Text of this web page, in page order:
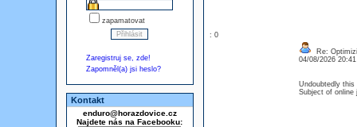
zapamatovat
Zaregistruj se, zde!
Zapomněl(a) jsi heslo?
Kontakt
enduro@horazdovice.cz
Najdete nás na Facebooku:
: 0
Re:
04/08/2026
Undoubtedly this
Subject of